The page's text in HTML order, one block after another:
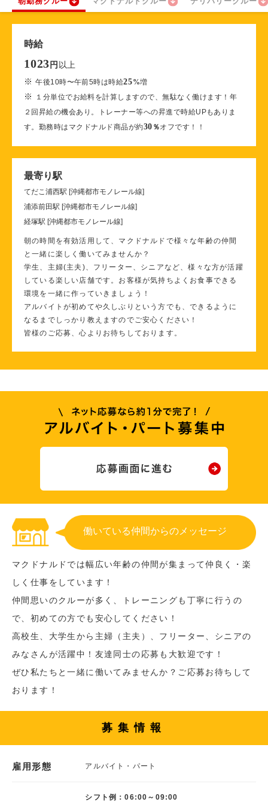
時給
1023 円 以上
※午後10時〜午前5時は時給25%増
※
１分単位でお給料を計算しますので、無駄なく働けます！年
２回昇給の機会あり。トレーナー等への昇進で時給UPもありま
す。勤務時はマクドナルド商品が約30 ％オフです！！
最寄り駅
てだこ浦西駅 [沖縄都市モノレール線]
浦添前田駅 [沖縄都市モノレール線]
経塚駅 [沖縄都市モノレール線]
朝の時間を有効活用して、マクドナルドで様々な年齢の仲間
と一緒に楽しく働いてみませんか？
学生、主婦(主夫)、フリーター、シニアなど、様々な方が活躍
している楽しい店舗です。お客様が気持ちよくお食事できる
環境を一緒に作っていきましょう！
アルバイトが初めてや久しぶりという方でも、できるように
なるまでしっかり教えますのでご安心ください！
皆様のご応募、心よりお待ちしております。
働いている仲間からのメッセージ
マクドナルドでは幅広い年齢の仲間が集まって仲良く・楽
しく仕事をしています！
仲間思いのクルーが多く、トレーニングも丁寧に行うの
で、初めての方でも安心してください！
高校生、大学生から主婦（主夫）、フリーター、シニアの
みなさんが活躍中！友達同士の応募も大歓迎です！
ぜひ私たちと一緒に働いてみませんか？ご応募お待ちして
おります！
募集情報
雇用形態 アルバイト・パート
シフト例：06:00～09:00